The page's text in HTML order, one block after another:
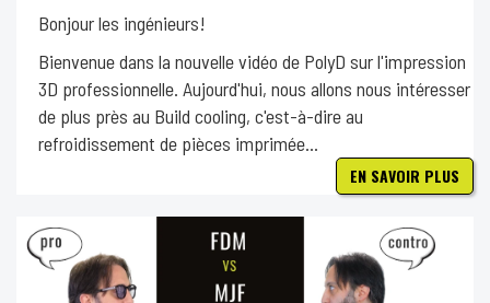
Bonjour les ingénieurs!
Bienvenue dans la nouvelle vidéo de PolyD sur l'impression
3D professionnelle. Aujourd'hui, nous allons nous intéresser
de plus près au Build cooling, c'est-à-dire au
refroidissement de pièces imprimée...
EN SAVOIR PLUS